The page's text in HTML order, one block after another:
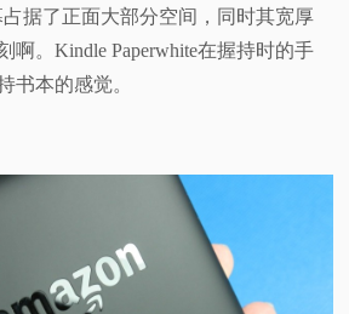
占据了正面大部分空间，同时其宽厚
啊。Kindle Paperwhite在握持时的手
书本的感觉。